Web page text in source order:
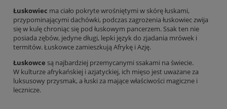
Łuskowiec ma ciało pokryte wrośniętymi w skórę łuskami,
przypominającymi dachówki, podczas zagrożenia łuskowiec zwija
się w kulę chroniąc się pod łuskowym pancerzem. Ssak ten nie
posiada zębów, jedyne długi, lepki język do zjadania mrówek i
termitów. Łuskowce zamieszkują Afrykę i Azję.
Łuskowce są najbardziej przemycanymi ssakami na świecie.
W kulturze afrykańskiej i azjatyckiej, ich mięso jest uważane za
luksusowy przysmak, a łuski za mające właściwości magiczne i
lecznicze.